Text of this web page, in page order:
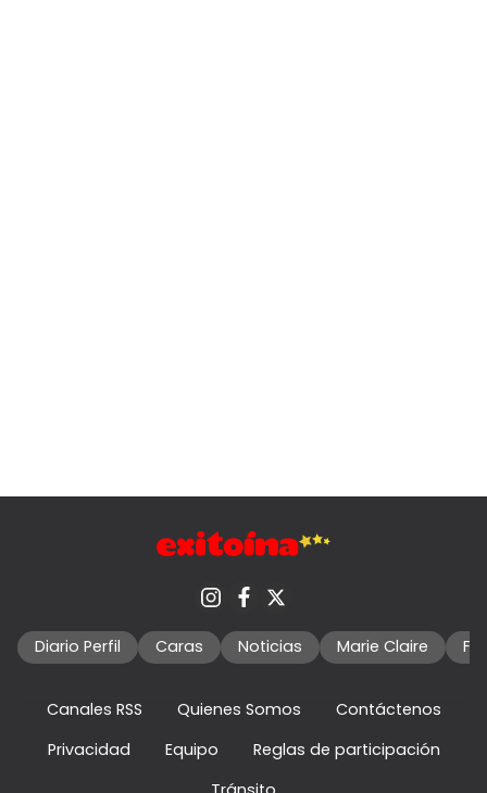
Diario Perfil Caras Noticias Marie Claire
Canales RSS Quienes Somos
Contáctenos
Privacidad
Equipo
Reglas de participación